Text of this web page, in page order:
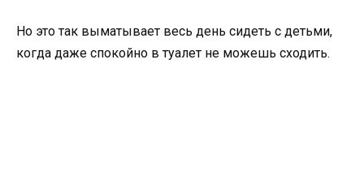
Но это так выматывает весь день сидеть с детьми,
когда даже спокойно в туалет не можешь сходить.